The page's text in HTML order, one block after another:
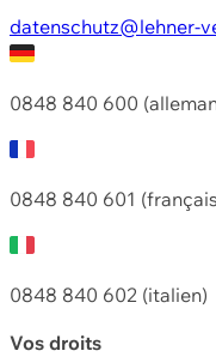
datenschutz@lehner-
0848 840 600
0848 840 601
0848 840 602 (italien)
Vos droits